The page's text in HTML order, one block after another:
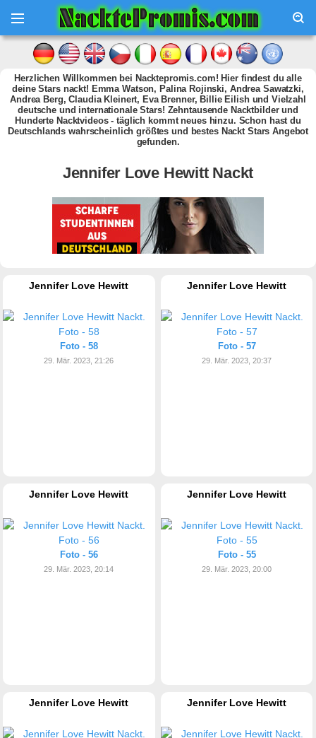
Herzlichen Willkommen bei Nacktepromis.com! Hier findest du alle
deine Stars nackt! Emma Watson, Palina Rojinski, Andrea Sawatzki,
Andrea Berg, Claudia Kleinert, Eva Brenner, Billie Eilish und Vielzahl
deutsche und internationale Stars! Zehntausende Nacktbilder und
Hunderte Nacktvideos - täglich kommt neues hinzu. Schon hast du
Deutschlands wahrscheinlich größtes und bestes Nackt Stars Angebot
gefunden.
Jennifer Love Hewitt Nackt
Jennifer Love Hewitt
Foto - 58
29. Mär. 2023, 21:26
Jennifer Love Hewitt
Foto - 57
29. Mär. 2023, 20:37
Jennifer Love Hewitt
Foto - 56
29. Mär. 2023, 20:14
Jennifer Love Hewitt
Foto - 55
29. Mär. 2023, 20:00
Jennifer Love Hewitt Jennifer Love Hewitt